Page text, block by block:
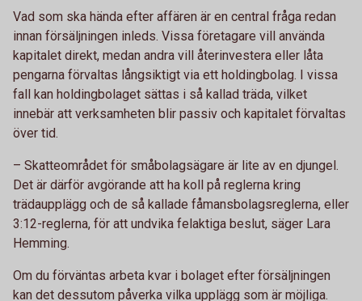
Vad som ska hända efter affären är en central fråga redan
innan försäljningen inleds. Vissa företagare vill använda
kapitalet direkt, medan andra vill återinvestera eller låta
pengarna förvaltas långsiktigt via ett holdingbolag. I vissa
fall kan holdingbolaget sättas i så kallad träda, vilket
innebär att verksamheten blir passiv och kapitalet förvaltas
över tid.
– Skatteområdet för småbolagsägare är lite av en djungel.
Det är därför avgörande att ha koll på reglerna kring
trädaupplägg och de så kallade fåmansbolagsreglerna, eller
3:12-reglerna, för att undvika felaktiga beslut, säger Lara
Hemming.
Om du förväntas arbeta kvar i bolaget efter försäljningen
kan det dessutom påverka vilka upplägg som är möjliga.